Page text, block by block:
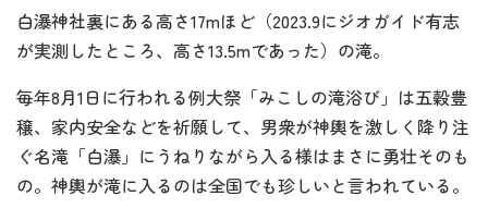
白瀑神社裏にある高さ17mほど（2023.9にジオガイド有志
が実測したところ、高さ13.5mであった）の滝。
毎年8月1日に行われる例大祭「みこしの滝浴び」は五穀豊
穣、家内安全などを祈願して、男衆が神輿を激しく降り注
ぐ名滝「白瀑」にうねりながら入る様はまさに勇壮そのも
の。神輿が滝に入るのは全国でも珍しいと言われている。